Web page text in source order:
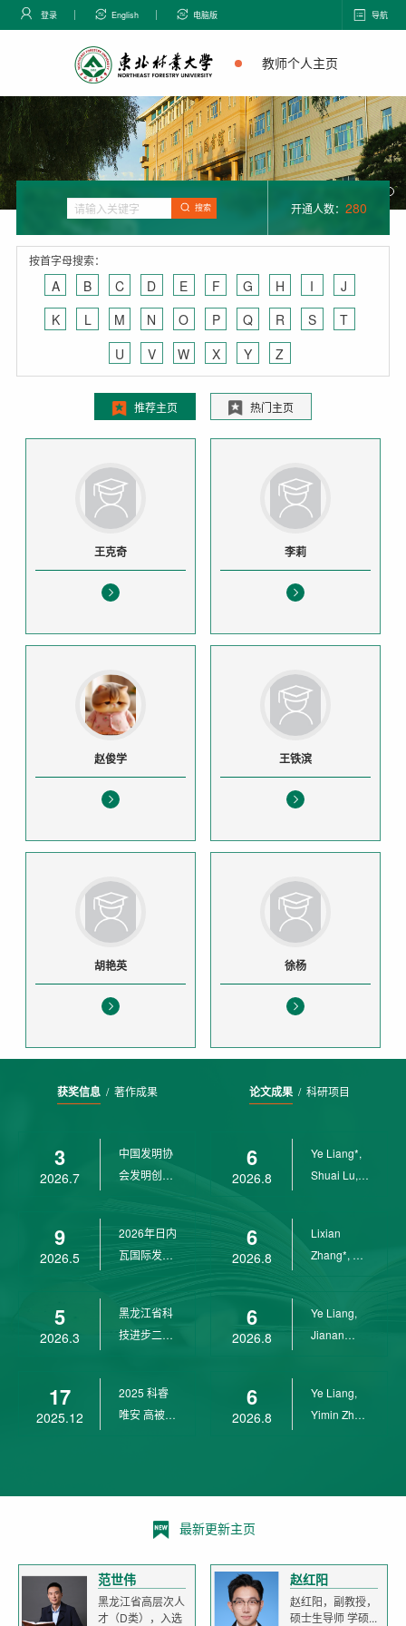
登录 English 电脑版 导航
教师个人主页
搜索 开通人数： 280
按首字母搜索：
A B C D E F G H I
J
K
L M N O P Q R S
T
U
V W X Y Z
推荐主页 热门主页
王克奇 李莉
赵俊学 王铁滨
胡艳英 徐杨
获奖信息/ 著作成果
3
2026.7
中国发明协
会发明创业
9
2026.5
2026年日内
瓦国际发明
5
2026.3
黑龙江省科
技进步二等
17
2025.12
2025 科睿
唯安 高被引
论文成果/ 科研项目
6
2026.8
Ye Liang*,
Shuai Lu,
6
2026.8
Lixian
Zhang*, Ye
6
2026.8
Ye Liang,
Jianan
6
2026.8
Ye Liang,
Yimin Zhu,
最新更新主页
范世伟
黑龙江省高层次人
才（D类），入选
赵红阳
赵红阳，副教授，
硕士生导师 学硕...